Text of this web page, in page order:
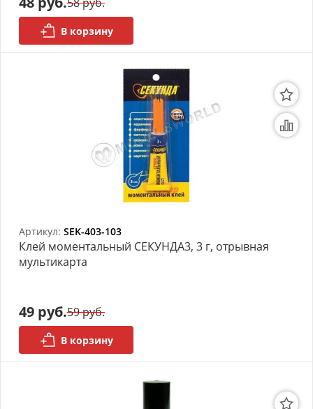
В корзину
Артикул: SEK-403-103
Клей моментальный СЕКУНДА3, 3 г, отрывная
мультикарта
49 руб.59 руб.
В корзину